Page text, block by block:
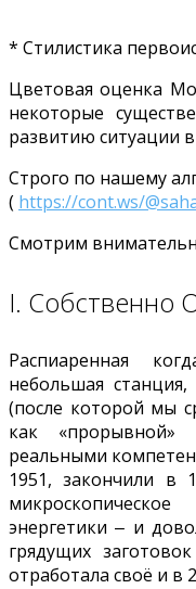
* Стилистика
Цветовая оценка
некоторые
развитию ситуации
Строго по нашему
( https://cont.ws/
Смотрим
I. Собственно
Распиаренная
небольшая
(после которой мы
как
реальными
1951, закончили
энергетики ‒ и
грядущих
отработала своё и в